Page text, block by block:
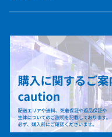
ナイル川
ナイジェリア
ブリードポリプ
エンドリケリー
ビキールビキール